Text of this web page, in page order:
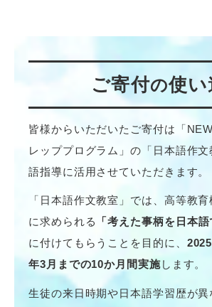
ご寄付の使い
皆様からいただいたご寄付は「
レッププログラム」の「日本語作
語指導に活用させていただきます。
「日本語作文教室」では、高等教
に求められる
「考えた事柄を日本
に付けてもらうことを目的に、
年3月までの10か月間実施します。
生徒の来日時期や日本語学習歴が